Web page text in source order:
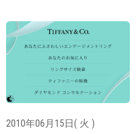
2010年06月15日( 火 )